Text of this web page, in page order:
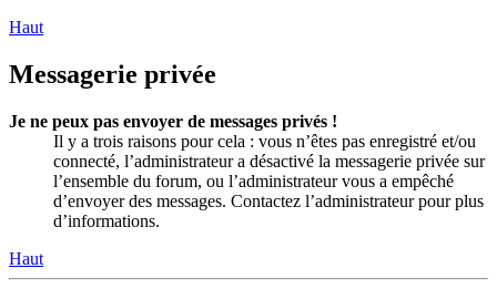
Haut
Messagerie privée
Je ne peux pas envoyer de messages privés !
Il y a trois raisons pour cela : vous n’êtes pas enregistré et/ou
connecté, l’administrateur a désactivé la messagerie privée sur
l’ensemble du forum, ou l’administrateur vous a empêché
d’envoyer des messages. Contactez l’administrateur pour plus
d’informations.
Haut